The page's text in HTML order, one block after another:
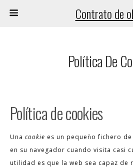
Contrato de
Política De
Política de cookies
Una cookie es un pequeño fichero
en su navegador cuando visita casi
utilidad es que la web sea capaz de